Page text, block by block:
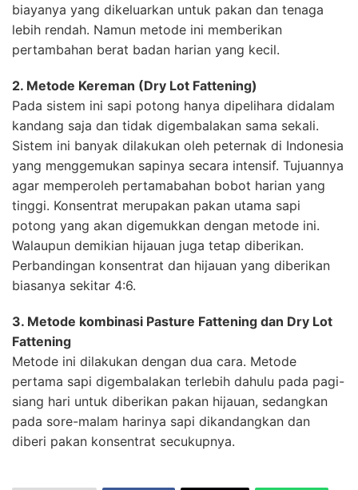
biayanya yang dikeluarkan untuk pakan dan tenaga
lebih rendah. Namun metode ini memberikan
pertambahan berat badan harian yang kecil.
2. Metode Kereman (Dry Lot Fattening)
Pada sistem ini sapi potong hanya dipelihara didalam
kandang saja dan tidak digembalakan sama sekali.
Sistem ini banyak dilakukan oleh peternak di Indonesia
yang menggemukan sapinya secara intensif. Tujuannya
agar memperoleh pertamabahan bobot harian yang
tinggi. Konsentrat merupakan pakan utama sapi
potong yang akan digemukkan dengan metode ini.
Walaupun demikian hijauan juga tetap diberikan.
Perbandingan konsentrat dan hijauan yang diberikan
biasanya sekitar 4:6.
3. Metode kombinasi Pasture Fattening dan Dry Lot
Fattening
Metode ini dilakukan dengan dua cara. Metode
pertama sapi digembalakan terlebih dahulu pada pagi-
siang hari untuk diberikan pakan hijauan, sedangkan
pada sore-malam harinya sapi dikandangkan dan
diberi pakan konsentrat secukupnya.